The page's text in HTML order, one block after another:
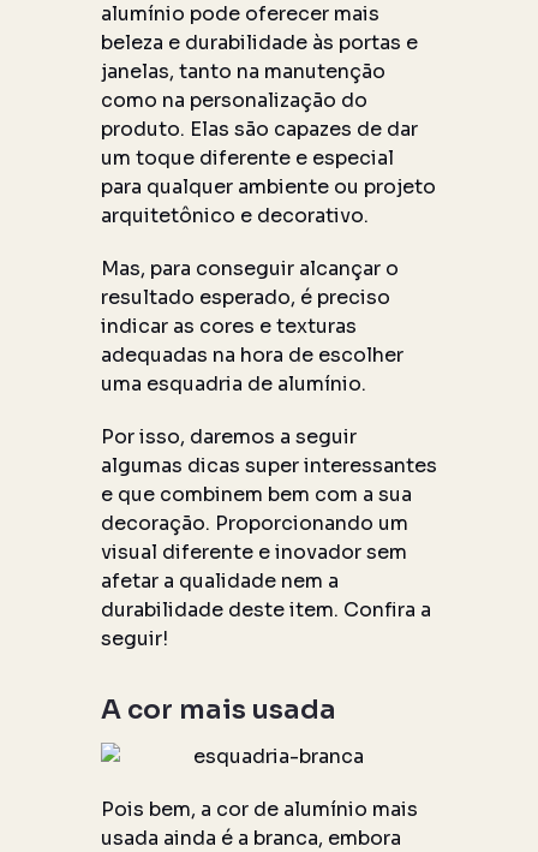
alumínio pode oferecer mais
beleza e durabilidade às portas e
janelas, tanto na manutenção
como na personalização do
produto. Elas são capazes de dar
um toque diferente e especial
para qualquer ambiente ou projeto
arquitetônico e decorativo.
Mas, para conseguir alcançar o
resultado esperado, é preciso
indicar as cores e texturas
adequadas na hora de escolher
uma esquadria de alumínio.
Por isso, daremos a seguir
algumas dicas super interessantes
e que combinem bem com a sua
decoração. Proporcionando um
visual diferente e inovador sem
afetar a qualidade nem a
durabilidade deste item. Confira a
seguir!
A cor mais usada
Pois bem, a cor de alumínio mais
usada ainda é a branca, embora